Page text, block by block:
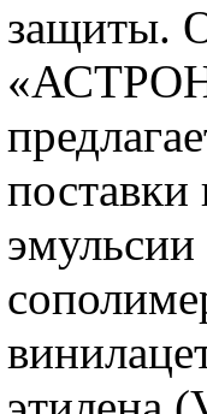
защиты.
эмульсии